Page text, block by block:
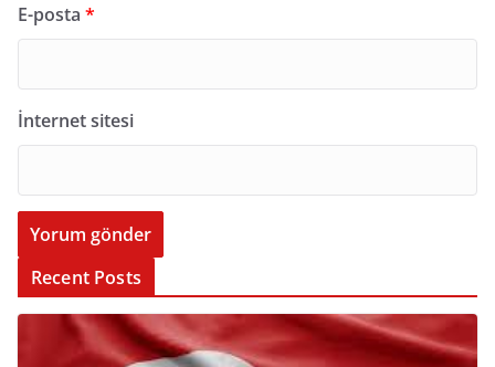
E-posta *
İnternet sitesi
Recent Posts